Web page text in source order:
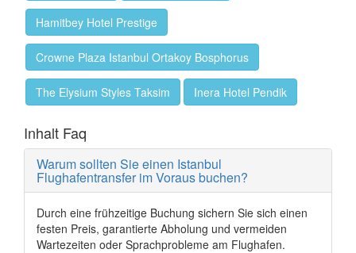
Hamitbey Hotel Prestige
Crowne Plaza Istanbul Ortakoy Bosphorus
The Elysium Styles Taksim Inera Hotel Pendik
Inhalt Faq
Warum sollten Sie einen Istanbul
Flughafentransfer im Voraus buchen?
Durch eine frühzeitige Buchung sichern Sie sich einen
festen Preis, garantierte Abholung und vermeiden
Wartezeiten oder Sprachprobleme am Flughafen.